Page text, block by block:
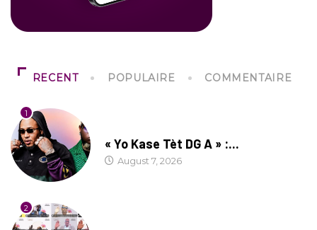
RECENT POPULAIRE COMMENTAIRE
1
« Yo Kase Tèt DG A » :...
August 7, 2026
2